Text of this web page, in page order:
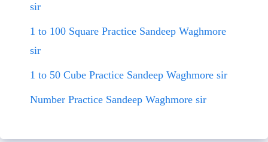
sir
1 to 100 Square Practice Sandeep Waghmore
sir
1 to 50 Cube Practice Sandeep Waghmore sir
Number Practice Sandeep Waghmore sir